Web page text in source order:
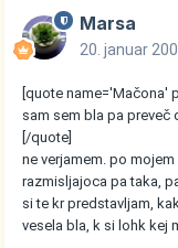
Marsa
20. januar
[quote name='Mačona'
sam sem bla pa preveč
[/quote]
ne verjamem. po
razmisljajoca pa taka,
si te kr predstavljam,
vesela bla, k si lohk kej